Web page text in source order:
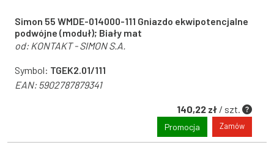
Simon 55 WMDE-014000-111 Gniazdo ekwipotencjalne
podwójne (moduł); Biały mat
od: KONTAKT - SIMON S.A.
Symbol: TGEK2.01/111
EAN:5902787879341
140,22 zł / szt.
Promocja Zamów